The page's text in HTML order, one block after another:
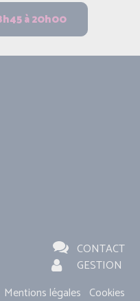
CONTACT
GESTION
Mentions légales Cookies